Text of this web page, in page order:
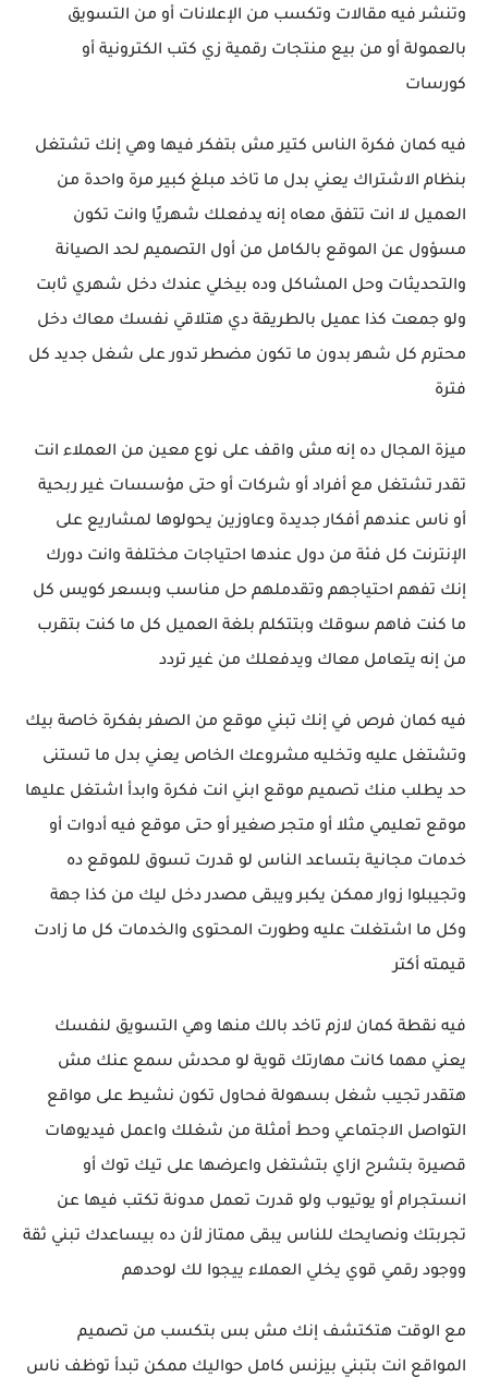
وتنشر فيه مقالات وتكسب من الإعلانات أو من التسويق
بالعمولة أو من بيع منتجات رقمية زي كتب الكترونية أو
كورسات
فيه كمان فكرة الناس كتير مش بتفكر فيها وهي إنك تشتغل
بنظام الاشتراك يعني بدل ما تاخد مبلغ كبير مرة واحدة من
العميل لا انت تتفق معاه إنه يدفعلك شهريًا وانت تكون
مسؤول عن الموقع بالكامل من أول التصميم لحد الصيانة
والتحديثات وحل المشاكل وده بيخلي عندك دخل شهري ثابت
ولو جمعت كذا عميل بالطريقة دي هتلاقي نفسك معاك دخل
محترم كل شهر بدون ما تكون مضطر تدور على شغل جديد كل
فترة
ميزة المجال ده إنه مش واقف على نوع معين من العملاء انت
تقدر تشتغل مع أفراد أو شركات أو حتى مؤسسات غير ربحية
أو ناس عندهم أفكار جديدة وعاوزين يحولوها لمشاريع على
الإنترنت كل فئة من دول عندها احتياجات مختلفة وانت دورك
إنك تفهم احتياجهم وتقدملهم حل مناسب وبسعر كويس كل
ما كنت فاهم سوقك وبتتكلم بلغة العميل كل ما كنت بتقرب
من إنه يتعامل معاك ويدفعلك من غير تردد
فيه كمان فرص في إنك تبني موقع من الصفر بفكرة خاصة بيك
وتشتغل عليه وتخليه مشروعك الخاص يعني بدل ما تستنى
حد يطلب منك تصميم موقع ابني انت فكرة وابدأ اشتغل عليها
موقع تعليمي مثلا أو متجر صغير أو حتى موقع فيه أدوات أو
خدمات مجانية بتساعد الناس لو قدرت تسوق للموقع ده
وتجيبلوا زوار ممكن يكبر ويبقى مصدر دخل ليك من كذا جهة
وكل ما اشتغلت عليه وطورت المحتوى والخدمات كل ما زادت
قيمته أكتر
فيه نقطة كمان لازم تاخد بالك منها وهي التسويق لنفسك
يعني مهما كانت مهارتك قوية لو محدش سمع عنك مش
هتقدر تجيب شغل بسهولة فحاول تكون نشيط على مواقع
التواصل الاجتماعي وحط أمثلة من شغلك واعمل فيديوهات
قصيرة بتشرح ازاي بتشتغل واعرضها على تيك توك أو
انستجرام أو يوتيوب ولو قدرت تعمل مدونة تكتب فيها عن
تجربتك ونصايحك للناس يبقى ممتاز لأن ده بيساعدك تبني ثقة
ووجود رقمي قوي يخلي العملاء ييجوا لك لوحدهم
مع الوقت هتكتشف إنك مش بس بتكسب من تصميم
المواقع انت بتبني بيزنس كامل حواليك ممكن تبدأ توظف ناس